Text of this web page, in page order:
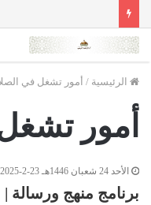
الرئيسية / أمور تشغل في
أمور
الأحد 24 شعبان 1446هـ 23-2-2025م